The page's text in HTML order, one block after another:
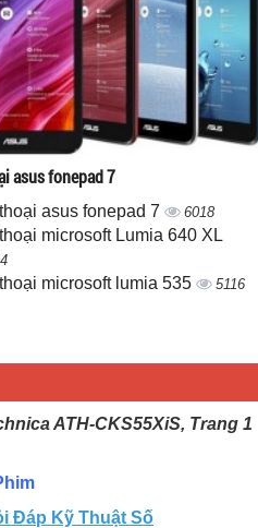
asus fonepad 7
asus fonepad 7 6018
microsoft Lumia 640 XL
microsoft lumia 535 5116
ATH-CKS55XiS, Trang 1
Đáp Kỹ Thuật Số